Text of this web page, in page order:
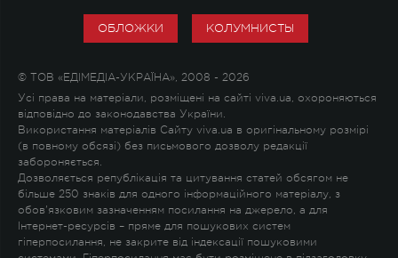
ОБЛОЖКИ КОЛУМНИСТЫ
© ТОВ «ЕДІМЕДІА-УКРАЇНА», 2008 - 2026
Усі права на матеріали, розміщені на сайті viva.ua, охороняються
відповідно до законодавства України.
Використання матеріалів Сайту viva.ua в оригінальному розмірі
(в повному обсязі) без письмового дозволу редакції
забороняється.
Дозволяється републікація та цитування статей обсягом не
більше 250 знаків для одного інформаційного матеріалу, з
обов'язковим зазначенням посилання на джерело, а для
Інтернет-ресурсів – пряме для пошукових систем
гіперпосилання, не закрите від індексації пошуковими